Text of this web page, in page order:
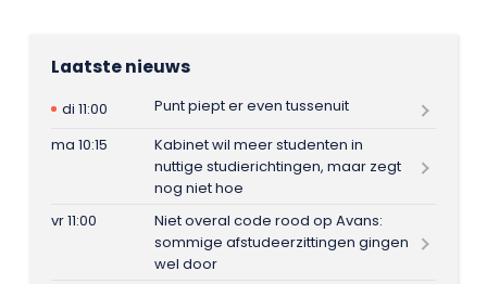
Laatste nieuws
di 11:00
Punt piept er even tussenuit
ma 10:15
Kabinet wil meer studenten in
nuttige studierichtingen, maar zegt
nog niet hoe
vr 11:00
Niet overal code rood op Avans:
sommige afstudeerzittingen gingen
wel door